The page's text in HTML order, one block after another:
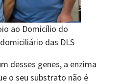
ao Domicílio do
das DLS
desses genes, a enzima
o seu substrato não é